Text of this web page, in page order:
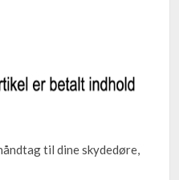
til dine skydedøre,